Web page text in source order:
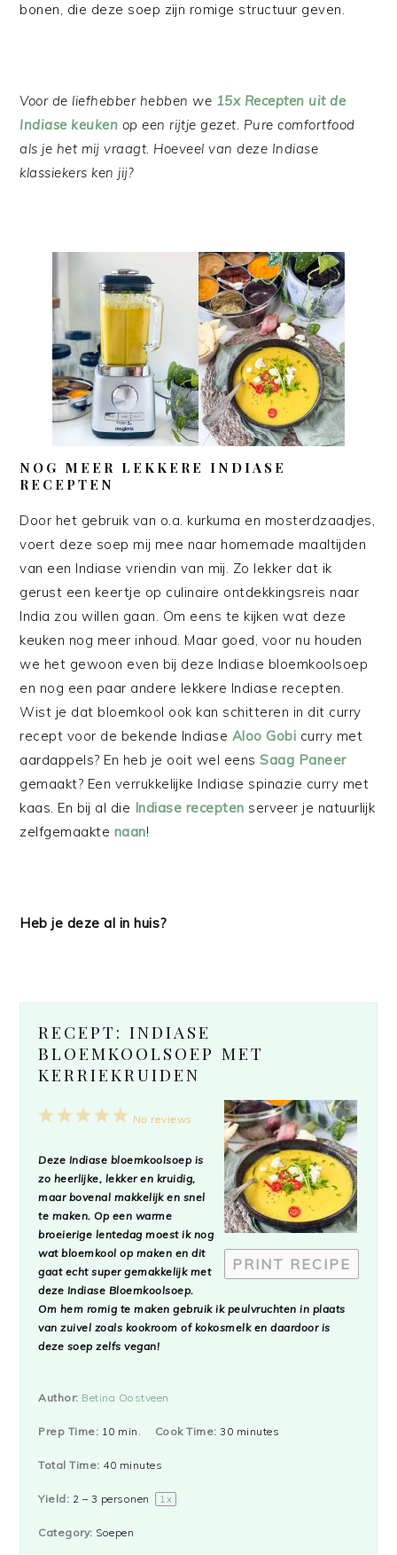
bonen, die deze soep zijn romige structuur geven.
Voor de liefhebber hebben we 15x Recepten uit de
Indiase keuken op een rijtje gezet. Pure comfortfood
als je het mij vraagt. Hoeveel van deze Indiase
klassiekers ken jij?
NOG MEER LEKKERE INDIASE
RECEPTEN
Door het gebruik van o.a. kurkuma en mosterdzaadjes,
voert deze soep mij mee naar homemade maaltijden
van een Indiase vriendin van mij. Zo lekker dat ik
gerust een keertje op culinaire ontdekkingsreis naar
India zou willen gaan. Om eens te kijken wat deze
keuken nog meer inhoud. Maar goed, voor nu houden
we het gewoon even bij deze Indiase bloemkoolsoep
en nog een paar andere lekkere Indiase recepten.
Wist je dat bloemkool ook kan schitteren in dit curry
recept voor de bekende Indiase Aloo Gobi curry met
aardappels? En heb je ooit wel eensSaag Paneer
gemaakt? Een verrukkelijke Indiase spinazie curry met
kaas. En bij al die Indiase recepten serveer je natuurlijk
zelfgemaakte naan!
Heb je deze al in huis?
RECEPT: INDIASE
BLOEMKOOLSOEP MET
KERRIEKRUIDEN
PRINT RECIPE
5
4
3
2
1
No reviews
Deze Indiase bloemkoolsoep is
zo heerlijke, lekker en kruidig,
maar bovenal makkelijk en snel
te maken. Op een warme
broeierige lentedag moest ik nog
wat bloemkool op maken en dit
gaat echt super gemakkelijk met
deze Indiase Bloemkoolsoep.
Om hem romig te maken gebruik ik peulvruchten in plaats
van zuivel zoals kookroom of kokosmelk en daardoor is
deze soep zelfs vegan!
Author: Betina Oostveen
Prep Time: 10 min. Cook Time: 30 minutes
Total Time: 40 minutes
Yield: 2 – 3 personen 1x
Category: Soepen